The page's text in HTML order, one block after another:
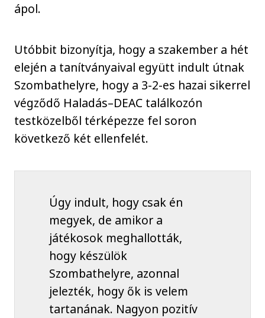
ápol.
Utóbbit bizonyítja, hogy a szakember a hét
elején a tanítványaival együtt indult útnak
Szombathelyre, hogy a 3-2-es hazai sikerrel
végződő Haladás–DEAC találkozón
testközelből térképezze fel soron
következő két ellenfelét.
Úgy indult, hogy csak én
megyek, de amikor a
játékosok meghallották,
hogy készülök
Szombathelyre, azonnal
jelezték, hogy ők is velem
tartanának. Nagyon pozitív